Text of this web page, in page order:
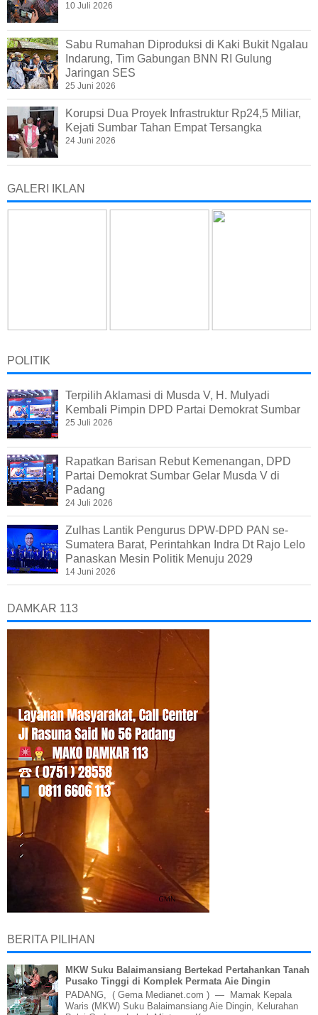
10 Juli 2026
Sabu Rumahan Diproduksi di Kaki Bukit Ngalau
Indarung, Tim Gabungan BNN RI Gulung
Jaringan SES
25 Juni 2026
Korupsi Dua Proyek Infrastruktur Rp24,5 Miliar,
Kejati Sumbar Tahan Empat Tersangka
24 Juni 2026
GALERI IKLAN
POLITIK
Terpilih Aklamasi di Musda V, H. Mulyadi
Kembali Pimpin DPD Partai Demokrat Sumbar
25 Juli 2026
Rapatkan Barisan Rebut Kemenangan, DPD
Partai Demokrat Sumbar Gelar Musda V di
Padang
24 Juli 2026
Zulhas Lantik Pengurus DPW-DPD PAN se-
Sumatera Barat, Perintahkan Indra Dt Rajo Lelo
Panaskan Mesin Politik Menuju 2029
14 Juni 2026
DAMKAR 113
BERITA PILIHAN
MKW Suku Balaimansiang Bertekad Pertahankan Tanah
Pusako Tinggi di Komplek Permata Aie Dingin
PADANG, ( Gema Medianet.com ) — Mamak Kepala
Waris (MKW) Suku Balaimansiang Aie Dingin, Kelurahan